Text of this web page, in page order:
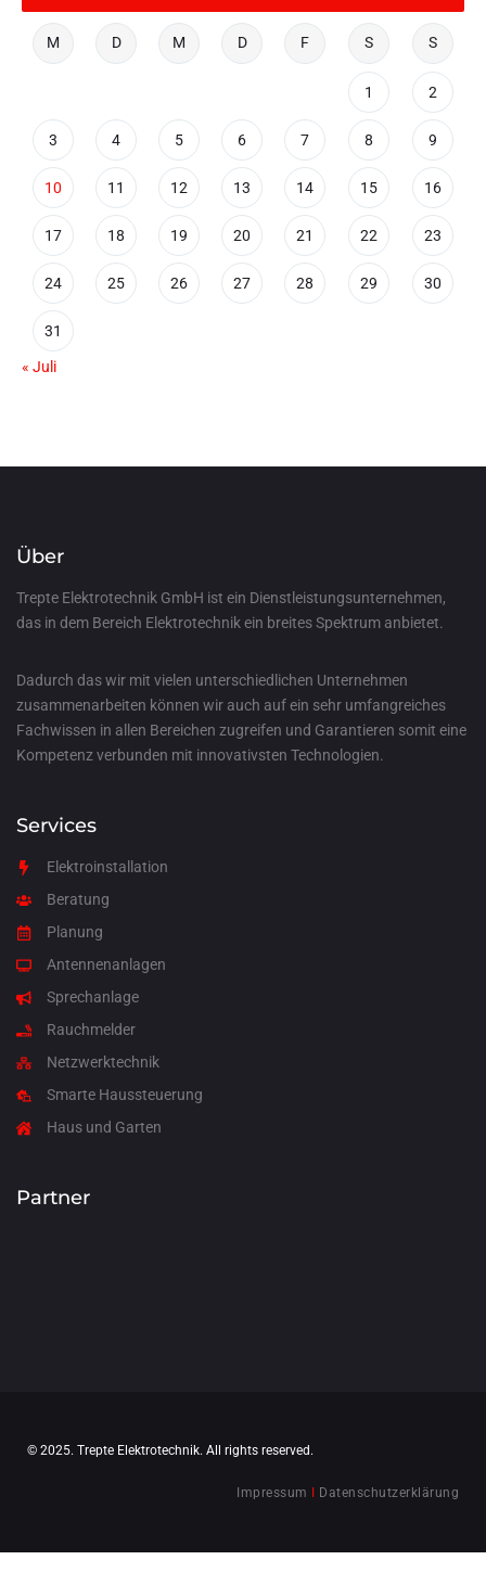
M D M D F S S
1 2
3 4 5 6 7 8 9
10 11 12 13 14 15 16
17 18 19 20 21 22 23
24 25 26 27 28 29 30
31
« Juli
Über
Trepte Elektrotechnik GmbH ist ein Dienstleistungsunternehmen,
das in dem Bereich Elektrotechnik ein breites Spektrum anbietet.
Dadurch das wir mit vielen unterschiedlichen Unternehmen
zusammenarbeiten können wir auch auf ein sehr umfangreiches
Fachwissen in allen Bereichen zugreifen und Garantieren somit eine
Kompetenz verbunden mit innovativsten Technologien.
Services
Elektroinstallation
Beratung
Planung
Antennenanlagen
Sprechanlage
Rauchmelder
Netzwerktechnik
Smarte Haussteuerung
Haus und Garten
Partner
© 2025. Trepte Elektrotechnik. All rights reserved.
Impressum Datenschutzerklärung